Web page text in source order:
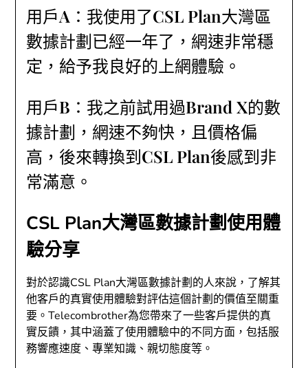
用戶A：我使用了CSL Plan大灣區
數據計劃已經一年了，網速非常穩
定，給予我良好的上網體驗。
用戶B：我之前試用過Brand X的數
據計劃，網速不夠快，且價格偏
高，後來轉換到CSL Plan後感到非
常滿意。
CSL Plan大灣區數據計劃使用體
驗分享
對於認識CSL Plan大灣區數據計劃的人來說，了解其
他客戶的真實使用體驗對評估這個計劃的價值至關重
要。Telecombrother為您帶來了一些客戶提供的真
實反饋，其中涵蓋了使用體驗中的不同方面，包括服
務響應速度、專業知識、親切態度等。